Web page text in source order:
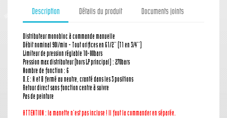
Description Détails du produit Documents joints
Distributeur monobloc à commande manuelle
Débit nominal 90l/min - Tout orifices en G1/2'' (T1 en 3/4'')
Limiteur de pression réglable 10-80bars
Pression max distributeur (hors LP principal) : 270bars
Nombre de fonction : 6
D.E : A et B fermé au neutre, cranté dans les 3 positions
Retour direct sans fonction centre à suivre
Pas de peinture
ATTENTION : la manette n'est pas incluse ! Il faut la commander en séparée.